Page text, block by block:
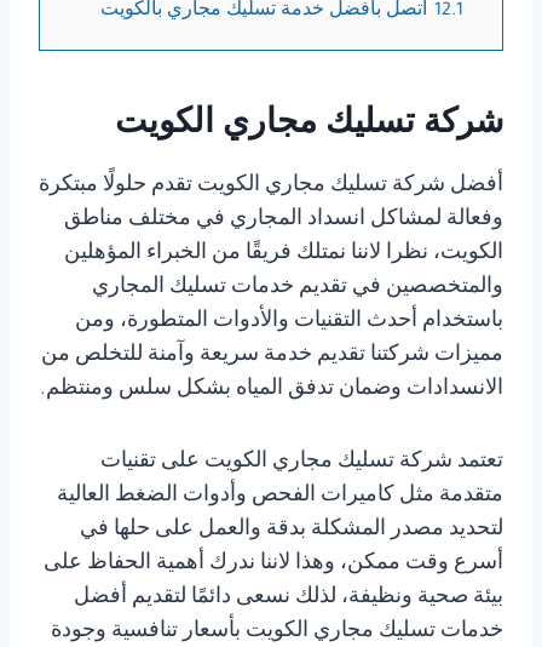
12.1
اتصل بافضل خدمة تسليك مجاري بالكويت
شركة تسليك مجاري الكويت
أفضل شركة تسليك مجاري الكويت تقدم حلولًا مبتكرة
وفعالة لمشاكل انسداد المجاري في مختلف مناطق
الكويت، نظرا لاننا نمتلك فريقًا من الخبراء المؤهلين
والمتخصصين في تقديم خدمات تسليك المجاري
باستخدام أحدث التقنيات والأدوات المتطورة، ومن
مميزات شركتنا تقديم خدمة سريعة وآمنة للتخلص من
الانسدادات وضمان تدفق المياه بشكل سلس ومنتظم.
تعتمد شركة تسليك مجاري الكويت على تقنيات
متقدمة مثل كاميرات الفحص وأدوات الضغط العالية
لتحديد مصدر المشكلة بدقة والعمل على حلها في
أسرع وقت ممكن، وهذا لاننا ندرك أهمية الحفاظ على
بيئة صحية ونظيفة، لذلك نسعى دائمًا لتقديم أفضل
خدمات تسليك مجاري الكويت بأسعار تنافسية وجودة